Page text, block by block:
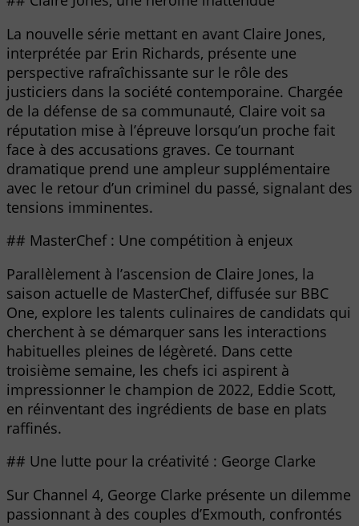
La nouvelle série mettant en avant Claire Jones,
interprétée par Erin Richards, présente une
perspective rafraîchissante sur le rôle des
justiciers dans la société contemporaine. Chargée
de la défense de sa communauté, Claire voit sa
réputation mise à l’épreuve lorsqu’un proche fait
face à des accusations graves. Ce tournant
dramatique prend une ampleur supplémentaire
avec le retour d’un criminel du passé, signalant des
tensions imminentes.
## MasterChef : Une compétition à enjeux
Parallèlement à l’ascension de Claire Jones, la
saison actuelle de MasterChef, diffusée sur BBC
One, explore les talents culinaires de candidats qui
cherchent à se démarquer sans les interactions
habituelles pleines de légèreté. Dans cette
troisième semaine, les chefs ici aspirent à
impressionner le champion de 2022, Eddie Scott,
en réinventant des ingrédients de base en plats
raffinés.
## Une lutte pour la créativité : George Clarke
Sur Channel 4, George Clarke présente un dilemme
passionnant à des couples d’Exmouth, confrontés